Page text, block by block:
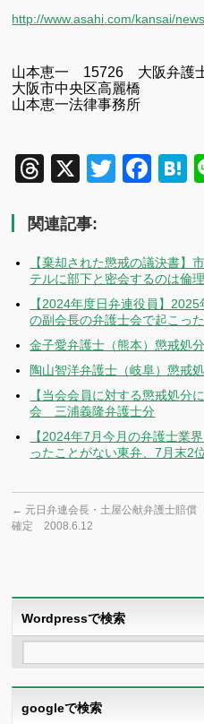
http://www.asahi.com/kansai/
山本恵一 15726 大阪弁護
大阪市中央区高麗橋
山本恵一法律事務所
Threads
X Twitter
関連記事:
【棄却された懲戒の議決書】
テルに部下と密会するのは倫
【2024年度日弁連役員】
の副会長の弁護士会で起こっ
金子愛弁護士（熊本）懲戒処
陶山智洋弁護士（岐阜）懲
【当会会員に対する懲戒処分
会 三浦義隆弁護士分
【2024年7月今月の弁護士業
ったことがない東弁、7月末2
← 元日弁連会長・土屋公献弁護士賠償
確定 2008.6.12
Wordpressで検索
googleで検索